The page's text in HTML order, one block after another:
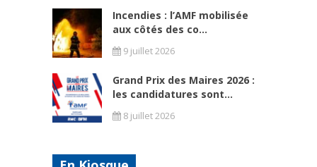
Incendies : l’AMF mobilisée
aux côtés des co...
9 juillet 2026
Grand Prix des Maires 2026 :
les candidatures sont...
8 juillet 2026